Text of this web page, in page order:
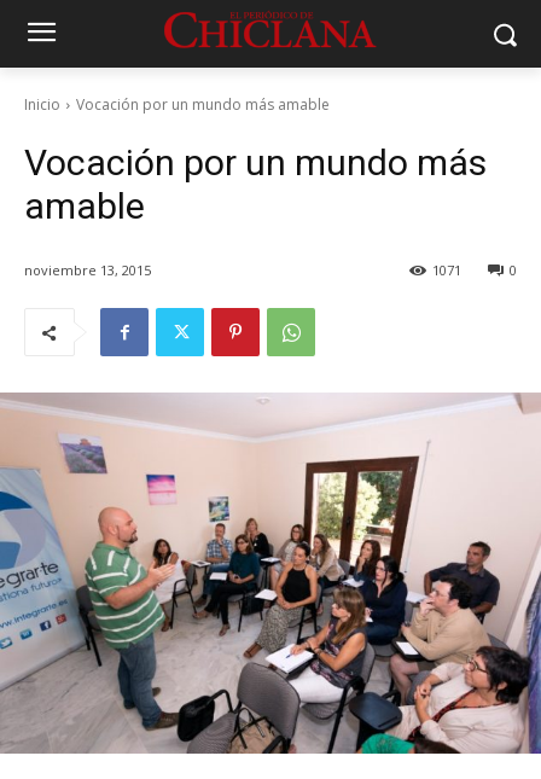
Inicio Vocación por un mundo más amable
Vocación por un mundo más
amable
noviembre 13, 2015 0
1071